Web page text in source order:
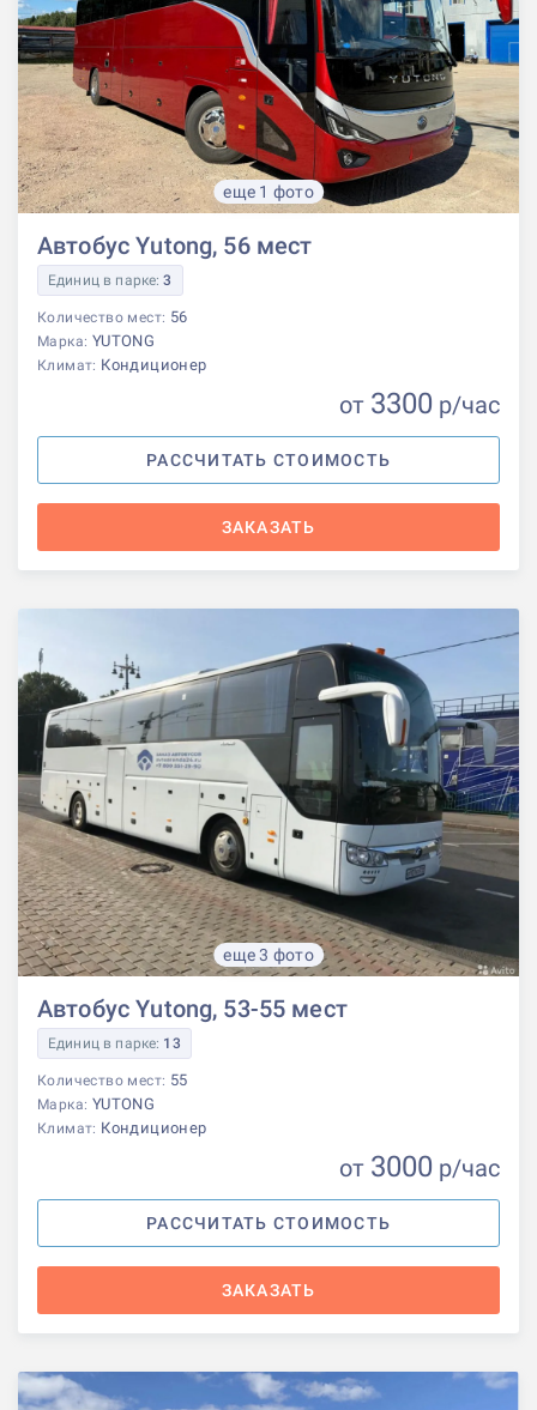
еще 1 фото
Автобус Yutong, 56 мест
Единиц в парке:3
Количество мест: 56
Марка: YUTONG
Климат: Кондиционер
от 3300 р/час
РАССЧИТАТЬ СТОИМОСТЬ
ЗАКАЗАТЬ
еще 3 фото
Автобус Yutong, 53-55 мест
Единиц в парке: 13
Количество мест: 55
Марка: YUTONG
Климат: Кондиционер
от 3000 р/час
РАССЧИТАТЬ СТОИМОСТЬ
ЗАКАЗАТЬ